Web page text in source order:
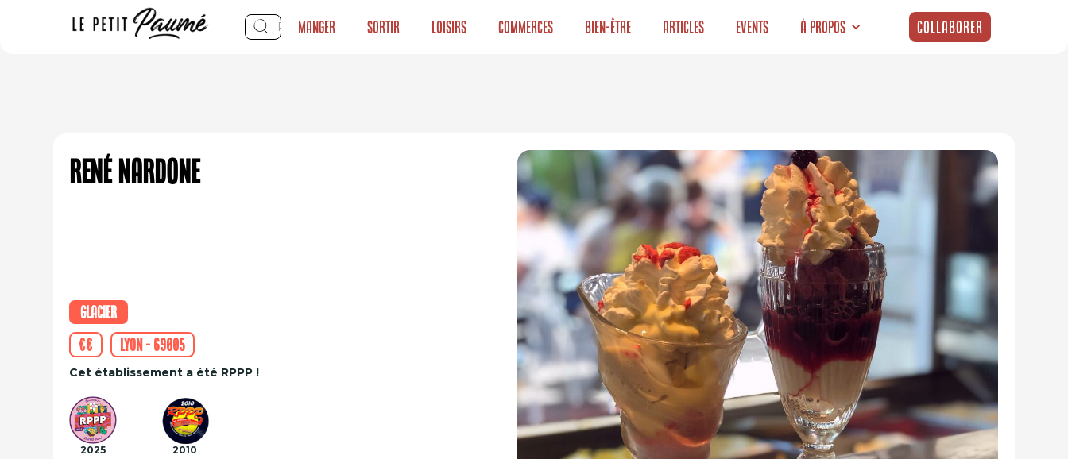
Manger Sortir Loisirs Commerces Bien-être Articles Events À propos Collaborer
René Nardone
Glacier
€€
Lyon - 69005
Cet établissement a été RPPP !
2025 2010